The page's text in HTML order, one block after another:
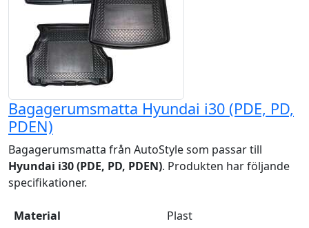
Bagagerumsmatta Hyundai i30 (PDE, PD,
PDEN)
Bagagerumsmatta från AutoStyle som passar till
Hyundai i30 (PDE, PD, PDEN). Produkten har följande
specifikationer.
Material
Plast